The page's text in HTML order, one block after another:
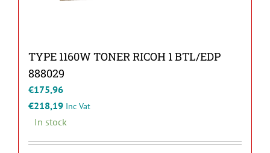
TYPE 1160W TONER RICOH 1 BTL/EDP
888029
€175,96
€218,19 Inc Vat
In stock